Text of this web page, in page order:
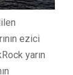
ezici
yarın